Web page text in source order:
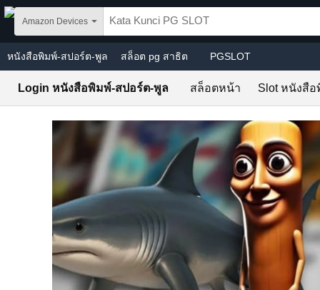
Skip to main content
Amazon Devices
หนังสือพิมพ์-สปอร์ต-พูล สล็อต pg สาธิต PGSLOT
Login หนังสือพิมพ์-สปอร์ต-พูล สล็อตหน้า Slot หนังสื